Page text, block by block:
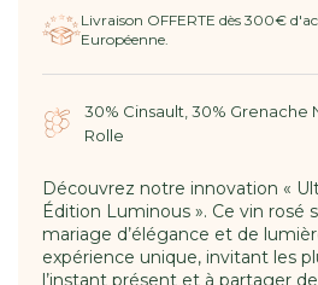
Livraison OFFERTE dès 300€
Européenne.
30% Cinsault, 30% Grenache
Rolle
Découvrez notre innovation «
Édition Luminous ». Ce vin rosé
mariage d’élégance et de
expérience unique, invitant les
l’instant présent et à partager